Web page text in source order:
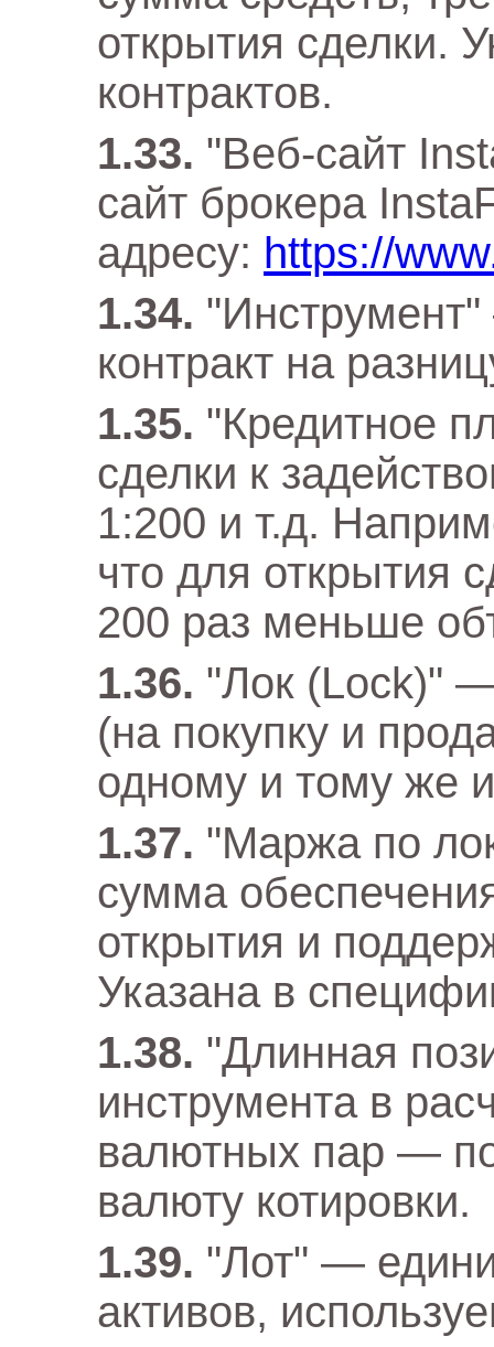
открытия сделки.
контрактов.
"Веб-сайт
сайт брокера
адресу: https://
контракт на
"Кредитное
сделки к
1:200 и т.д.
что для открытия
200 раз меньше
"Лок (Lock)"
(на покупку и
одному и тому же
"Маржа по
сумма
открытия и
Указана в
"Длинная
инструмента в
валютных пар —
валюту котировки.
"Лот" —
активов,